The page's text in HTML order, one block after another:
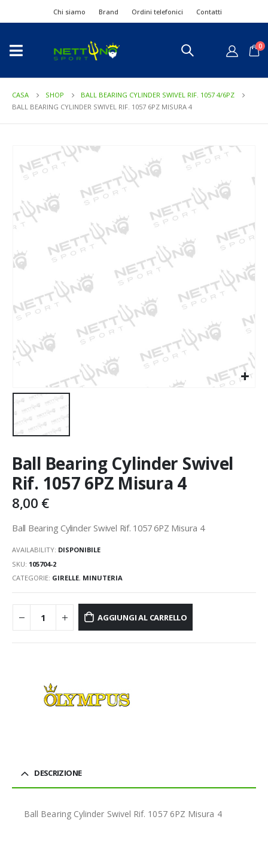
Chi siamo Brand Ordini telefonici Contatti
0
CASA SHOP
BALL BEARING CYLINDER SWIVEL RIF. 1057 4/6PZ
BALL BEARING CYLINDER SWIVEL RIF. 1057 6PZ MISURA 4
Ball Bearing Cylinder Swivel
Rif. 1057 6PZ Misura 4
8,00 €
Ball Bearing Cylinder Swivel Rif. 1057 6PZ Misura 4
AVAILABILITY: DISPONIBILE
SKU: 105704-2
CATEGORIE: GIRELLE, MINUTERIA
AGGIUNGI AL CARRELLO
DESCRIZIONE
Ball Bearing Cylinder Swivel Rif. 1057 6PZ Misura 4